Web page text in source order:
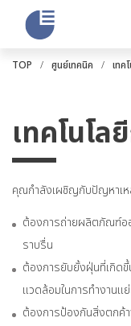
TOP ศูนย์เทคนิค เทค
เทคโนโ
คุณกำลังเผชิญกับปัญหาเห
ต้องการถ่ายผลิตภัณฑ์ออ
ราบรื่น
ต้องการยับยั้งฝุ่นที่เกิด
แวดล้อมในการทำงานแ
ต้องการป้องกันสิ่งตกค้า